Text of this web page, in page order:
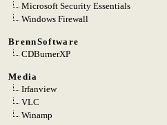
Microsoft Security Essentials
Windows Firewall
BrennSoftware
CDBurnerXP
Media
Irfanview
VLC
Winamp